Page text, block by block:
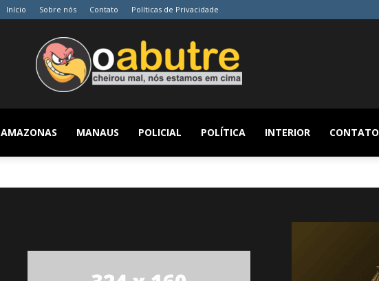
Início Sobre nós Contato Políticas de Privacidade
O
AMAZONAS MANAUS POLICIAL POLÍTICA INTERIOR CONTATO